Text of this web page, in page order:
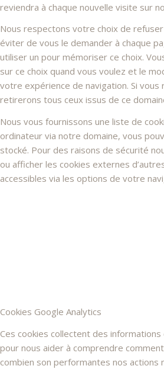
reviendra à chaque nouvelle visite sur
Nous respectons votre choix de
éviter de vous le demander à chaque
utiliser un pour mémoriser ce choix.
sur ce choix quand vous voulez et le
votre expérience de navigation. Si vous
retirerons tous ceux issus de ce
Nous vous fournissons une liste de
ordinateur via notre domaine, vous
stocké. Pour des raisons de sécurité
ou afficher les cookies externes
accessibles via les options de votre
Cookies Google Analytics
Ces cookies collectent des
pour nous aider à comprendre
combien son performantes nos actions